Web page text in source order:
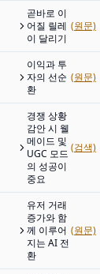
곧바로 이
어질 릴레
이 달리기
(원문)
이익과 투
자의 선순
환
(원문)
경쟁 상황
감안 시 웰
메이드 및
UGC 모드
의 성공이
중요
(검색)
유저 거래
증가와 함
께 이루어
지는 AI 전
환
(원문)